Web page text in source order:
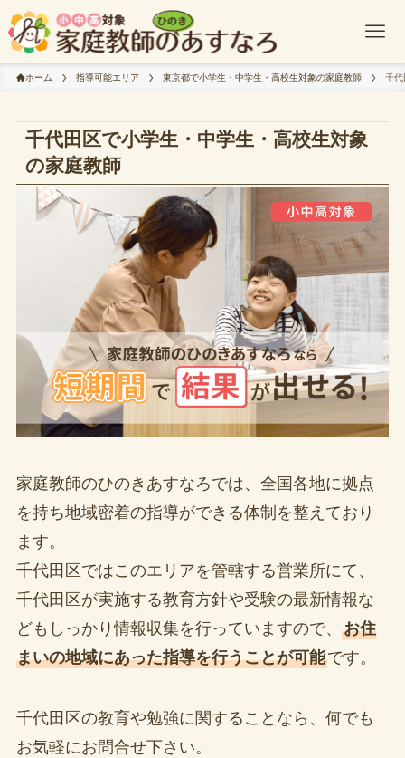
ホーム 指導可能エリア 東京都で小学生・中学生・高校生対象の家庭教師 千代
千代田区で小学生・中学生・高校生対象
の家庭教師
家庭教師のひのきあすなろでは、全国各地に拠点
を持ち地域密着の指導ができる体制を整えており
ます。
千代田区ではこのエリアを管轄する営業所にて、
千代田区が実施する教育方針や受験の最新情報な
どもしっかり情報収集を行っていますので、 お住
まいの地域にあった指導を行うことが可能です。
千代田区の教育や勉強に関することなら、何でも
お気軽にお問合せ下さい。